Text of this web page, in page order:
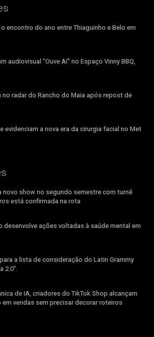
encontro do ano entre Thiaguinho e Belo em
audiovisual “Ouve Aí” no Espaço Vinny BBQ,
no radar do Rancho do Maia após repost de
evidenciam a nova era da cirurgia facial no Met
novo show no segundo semestre com turnê
está confirmada na rota
desenvolve ações voltadas à saúde mental em
a lista de consideração do Latin Grammy
2.0”.
de IA, criadores do TikTok Shop alcançam
em vendas sem precisar decorar roteiros